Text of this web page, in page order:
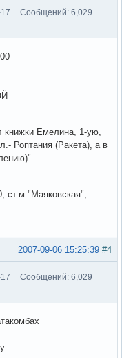
Сообщений: 6,029
книжки Емелина, 1-ую,
Роптания (Ракета), а в
ст.м."Маяковская",
#4
2007-09-06 15:25:39
Сообщений: 6,029